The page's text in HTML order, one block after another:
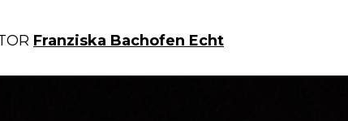
Franziska Bachofen Echt